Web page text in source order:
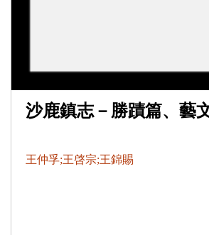
沙鹿鎮志－勝蹟篇、藝
王仲孚;王啓宗;王錦賜